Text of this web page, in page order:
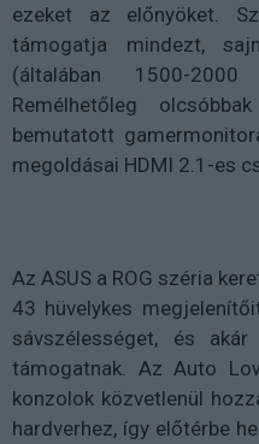
ezeket az előnyöket.
támogatja mindezt,
(általában 1500-
Remélhetőleg
bemutatott
megoldásai HDMI 2.1-es
Az ASUS a ROG széria
43 hüvelykes
sávszélességet, és
támogatnak. Az Auto
konzolok közvetlenül
hardverhez, így előtérbe